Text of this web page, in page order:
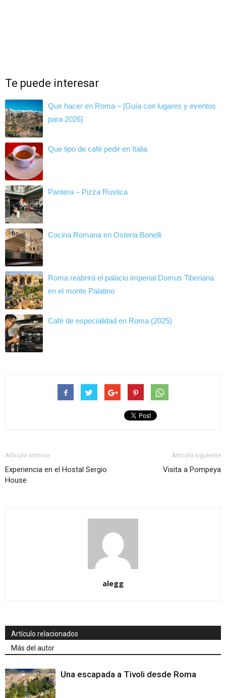
Te puede interesar
Que hacer en Roma – [Guía con lugares y eventos
para 2026]
Que tipo de café pedir en Italia
Pantera – Pizza Rustica
Cocina Romana en Osteria Bonelli
Roma reabrirá el palacio imperial Domus Tiberiana
en el monte Palatino
Café de especialidad en Roma (2025)
Artículo anterior
Experiencia en el Hostal Sergio
House
Artículo siguiente
Visita a Pompeya
alegg
Artículo relacionados
Más del autor
Una escapada a Tivoli desde Roma